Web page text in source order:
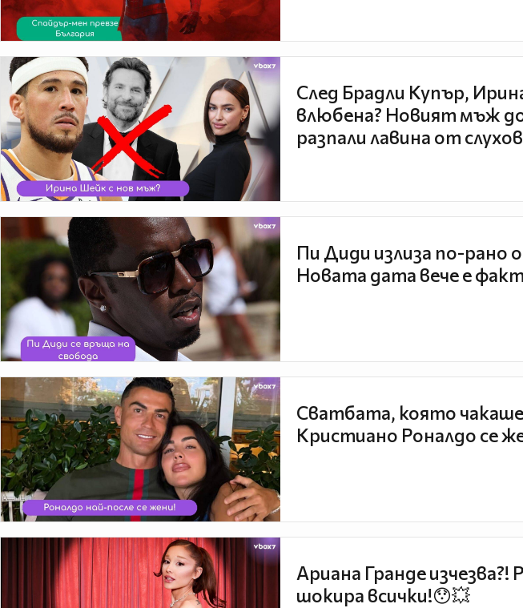
След Брадли Купър,
влюбена? Новият мъж
разпали лавина от
Пи Диди излиза по-рано
Новата дата вече е
Сватбата, която
Кристиано Роналдо се
Ариана Гранде изчезва?!
шокира всички!😯💥